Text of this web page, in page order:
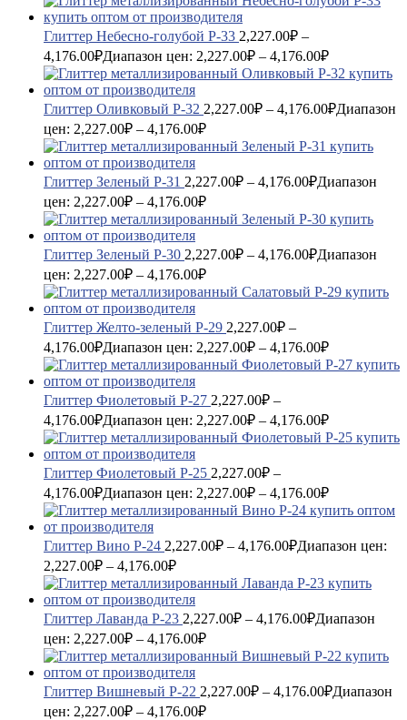
Глиттер Небесно-голубой P-33 2,227.00₽ –
4,176.00₽Диапазон цен: 2,227.00₽ – 4,176.00₽
Глиттер Оливковый P-32 2,227.00₽ – 4,176.00₽Диапазон
цен: 2,227.00₽ – 4,176.00₽
Глиттер Зеленый P-31 2,227.00₽ – 4,176.00₽Диапазон
цен: 2,227.00₽ – 4,176.00₽
Глиттер Зеленый P-30 2,227.00₽ – 4,176.00₽Диапазон
цен: 2,227.00₽ – 4,176.00₽
Глиттер Желто-зеленый P-29 2,227.00₽ –
4,176.00₽Диапазон цен: 2,227.00₽ – 4,176.00₽
Глиттер Фиолетовый P-27 2,227.00₽ –
4,176.00₽Диапазон цен: 2,227.00₽ – 4,176.00₽
Глиттер Фиолетовый P-25 2,227.00₽ –
4,176.00₽Диапазон цен: 2,227.00₽ – 4,176.00₽
Глиттер Вино P-24 2,227.00₽ – 4,176.00₽Диапазон цен:
2,227.00₽ – 4,176.00₽
Глиттер Лаванда P-23 2,227.00₽ – 4,176.00₽Диапазон
цен: 2,227.00₽ – 4,176.00₽
Глиттер Вишневый P-22 2,227.00₽ – 4,176.00₽Диапазон
цен: 2,227.00₽ – 4,176.00₽